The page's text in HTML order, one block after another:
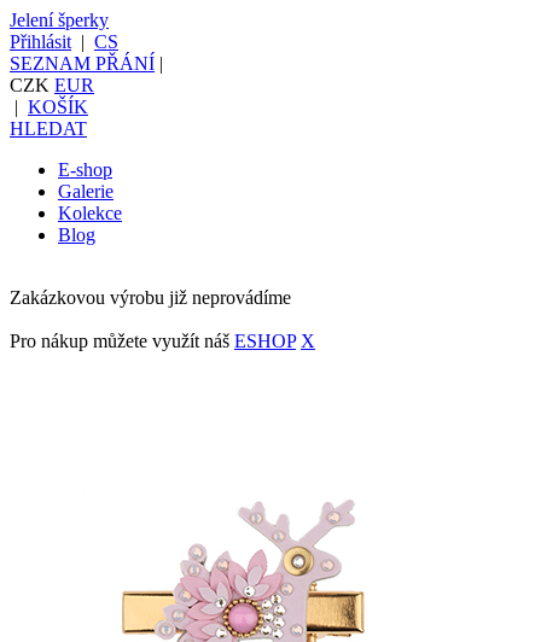
Jelení šperky
Přihlásit | CS
SEZNAM PŘÁNÍ |
CZK EUR
| KOŠÍK
HLEDAT
E-shop
Galerie
Kolekce
Blog
Zakázkovou výrobu již neprovádíme
Pro nákup můžete využít náš ESHOP X